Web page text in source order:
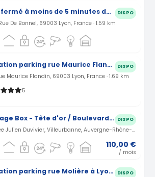
Box fermé à moins de 5 minutes de la gare Lyon Part-Dieu DISPO
De Bonnel, 69003 Lyon, France · 1.59 km
Location parking rue Maurice Flandin à Lyon (69) DISPO
Maurice Flandin, 69003 Lyon, France · 1.69 km
5
Garage Box - Tête d'or / Boulevard Stalingrad DISPO
5 Allée Julien Duvivier, Villeurbanne, Auvergne-Rhône-Alpes, France · 1.85 km
110,00 €
/ mois
Location parking rue Molière à Lyon (69) DISPO